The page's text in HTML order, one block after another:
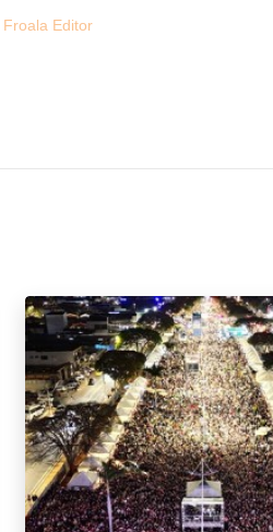
Froala Editor